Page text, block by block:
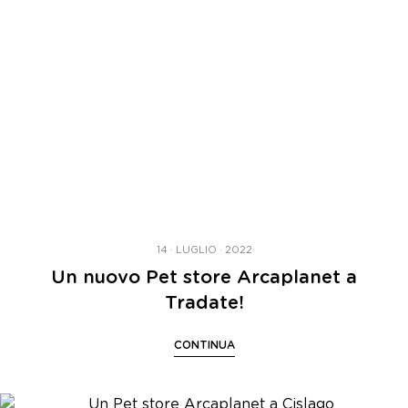
14 · LUGLIO · 2022
Un nuovo Pet store Arcaplanet a
Tradate!
CONTINUA